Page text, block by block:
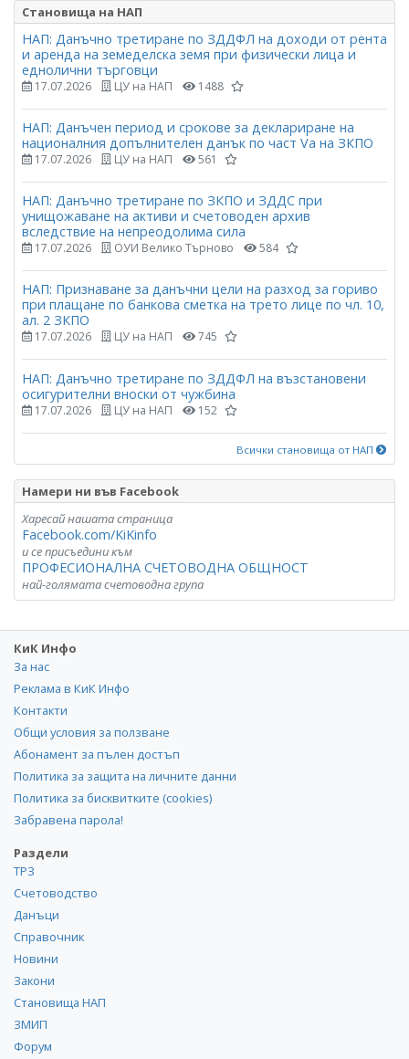
Становища на НАП
НАП: Данъчно третиране по ЗДДФЛ на доходи от рента
и аренда на земеделска земя при физически лица и
еднолични търговци
17.07.2026 ЦУ на НАП 1488
НАП: Данъчен период и срокове за деклариране на
националния допълнителен данък по част Vа на ЗКПО
17.07.2026 ЦУ на НАП 561
НАП: Данъчно третиране по ЗКПО и ЗДДС при
унищожаване на активи и счетоводен архив
вследствие на непреодолима сила
17.07.2026 ОУИ Велико Търново 584
НАП: Признаване за данъчни цели на разход за гориво
при плащане по банкова сметка на трето лице по чл. 10,
ал. 2 ЗКПО
17.07.2026 ЦУ на НАП 745
НАП: Данъчно третиране по ЗДДФЛ на възстановени
осигурителни вноски от чужбина
17.07.2026 ЦУ на НАП 152
Всички становища от НАП
Намери ни във Facebook
Харесай нашата страница
Facebook.com/KiKinfo
и се присъедини към
ПРОФЕСИОНАЛНА СЧЕТОВОДНА ОБЩНОСТ
най-голямата счетоводна група
КиК Инфо
За нас
Реклама в КиК Инфо
Контакти
Общи условия за ползване
Абонамент за пълен достъп
Политика за защита на личните данни
Политика за бисквитките (cookies)
Забравена парола!
Раздели
ТРЗ
Счетоводство
Данъци
Справочник
Новини
Закони
Становища НАП
ЗМИП
Форум